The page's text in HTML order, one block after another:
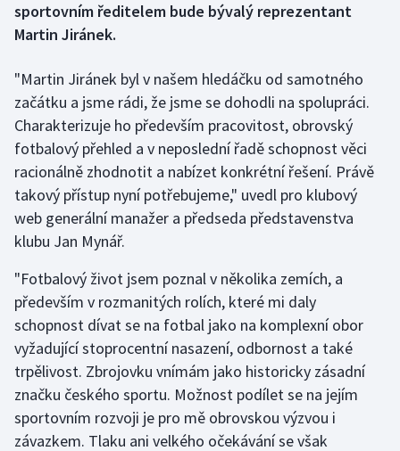
Futsal
Golf
Gymnastika
Házená
Jezdectví
Judo
Krasobruslení
Lezení
sportovním ředitelem bude bývalý reprezentant
Martin Jiránek.
"Martin Jiránek byl v našem hledáčku od samotného
začátku a jsme rádi, že jsme se dohodli na spolupráci.
Charakterizuje ho především pracovitost, obrovský
fotbalový přehled a v neposlední řadě schopnost věci
racionálně zhodnotit a nabízet konkrétní řešení. Právě
takový přístup nyní potřebujeme," uvedl pro klubový
web generální manažer a předseda představenstva
klubu Jan Mynář.
"Fotbalový život jsem poznal v několika zemích, a
především v rozmanitých rolích, které mi daly
schopnost dívat se na fotbal jako na komplexní obor
vyžadující stoprocentní nasazení, odbornost a také
trpělivost. Zbrojovku vnímám jako historicky zásadní
značku českého sportu. Možnost podílet se na jejím
sportovním rozvoji je pro mě obrovskou výzvou i
závazkem. Tlaku ani velkého očekávání se však